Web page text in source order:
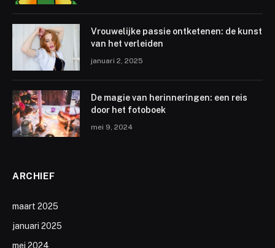
Vrouwelijke passie ontketenen: de kunst
van het verleiden
januari 2, 2025
De magie van herinneringen: een reis
door het fotoboek
mei 9, 2024
ARCHIEF
maart 2025
januari 2025
mei 2024